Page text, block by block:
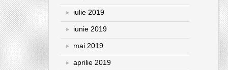
iulie 2019
iunie 2019
mai 2019
aprilie 2019